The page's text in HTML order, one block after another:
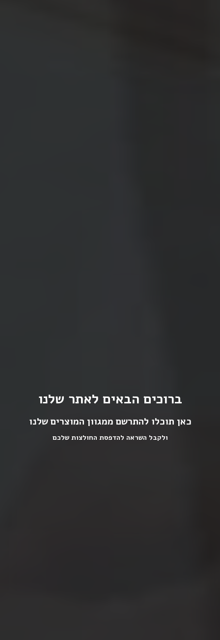
ברוכים הבאים לאתר שלנו
כאן תוכלו להתרשם ממגוון המוצרים שלנו
ולקבל השראה להדפסת החולצות שלכם